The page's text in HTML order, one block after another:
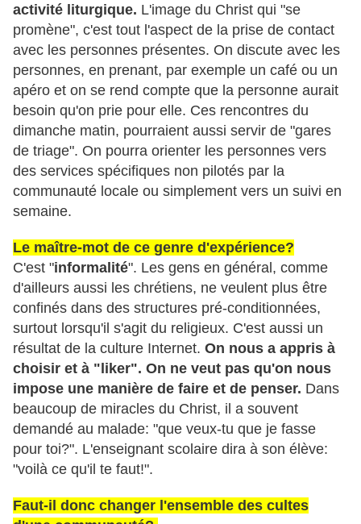
activité liturgique. L'image du Christ qui "se
promène", c'est tout l'aspect de la prise de contact
avec les personnes présentes. On discute avec les
personnes, en prenant, par exemple un café ou un
apéro et on se rend compte que la personne aurait
besoin qu'on prie pour elle. Ces rencontres du
dimanche matin, pourraient aussi servir de "gares
de triage". On pourra orienter les personnes vers
des services spécifiques non pilotés par la
communauté locale ou simplement vers un suivi en
semaine.
Le maître-mot de ce genre d'expérience?
C'est "informalité". Les gens en général, comme
d'ailleurs aussi les chrétiens, ne veulent plus être
confinés dans des structures pré-conditionnées,
surtout lorsqu'il s'agit du religieux. C'est aussi un
résultat de la culture Internet. On nous a appris à
choisir et à "liker". On ne veut pas qu'on nous
impose une manière de faire et de penser. Dans
beaucoup de miracles du Christ, il a souvent
demandé au malade: "que veux-tu que je fasse
pour toi?". L'enseignant scolaire dira à son élève:
"voilà ce qu'il te faut!".
Faut-il donc changer l'ensemble des cultes